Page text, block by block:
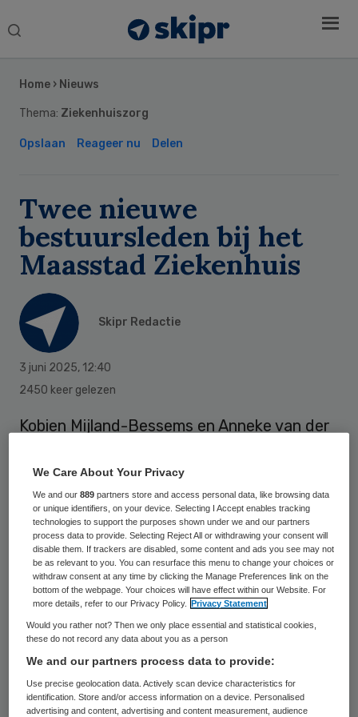
Search
Home › Nieuws
Thema: Ziekenhuiszorg
Opslaan Reageer nu Delen
Twee nieuwe
bestuursleden bij het
Maasstad Ziekenhuis
Skipr Redactie
3 juni 2025, 12:40
2450 keer gelezen
Kobien Mijland-Bessems en Anneke van der
bestuursleden van het Maasstad
Ziekenhuis.
Na een periode van interim-bestuurders
kiest het ziekenhuis hiermee voor een vaste
en toekomstgerichte invulling van het
bestuur. Samen met huidig bestuurslid
Sander Dekker vormen zij vanaf dit najaar
een collegiaal bestuursteam.
Sidebar
We Care About Your Privacy
We and our889 partners store and access personal data, like browsing data
or unique identifiers, on your device. Selecting I Accept enables tracking
technologies to support the purposes shown under we and our partners
process data to provide. Selecting Reject All or withdrawing your consent will
disable them. If trackers are disabled, some content and ads you see may not
be as relevant to you. You can resurface this menu to change your choices or
withdraw consent at any time by clicking the Manage Preferences link on the
bottom of the webpage. Your choices will have effect within our Website. For
more details, refer to our Privacy Policy.
Privacy Statement
Would you rather not? Then we only place essential and statistical cookies,
these do not record any data about you as a person
We and our partners process data to provide:
Use precise geolocation data. Actively scan device characteristics for
identification. Store and/or access information on a device. Personalised
advertising and content, advertising and content measurement, audience